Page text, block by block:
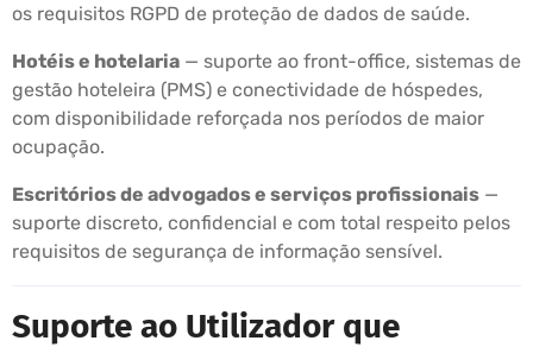
os requisitos RGPD de proteção de dados de saúde.
Hotéis e hotelaria — suporte ao front-office, sistemas de
gestão hoteleira (PMS) e conectividade de hóspedes,
com disponibilidade reforçada nos períodos de maior
ocupação.
Escritórios de advogados e serviços profissionais —
suporte discreto, confidencial e com total respeito pelos
requisitos de segurança de informação sensível.
Suporte ao Utilizador que